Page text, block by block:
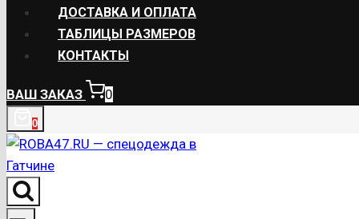
ДОСТАВКА И ОПЛАТА
ТАБЛИЦЫ РАЗМЕРОВ
КОНТАКТЫ
ВАШ ЗАКАЗ 0
0